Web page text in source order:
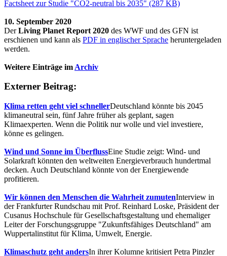
Factsheet zur Studie "CO2-neutral bis 2035" (287 KB)
10. September 2020
DerLiving Planet Report 2020 des WWF und des GFN ist
erschienen und kann als PDF in englischer Sprache heruntergeladen
werden.
Weitere Einträge im Archiv
Externer Beitrag:
Klima retten geht viel schnellerDeutschland könnte bis 2045
klimaneutral sein, fünf Jahre früher als geplant, sagen
Klimaexperten. Wenn die Politik nur wolle und viel investiere,
könne es gelingen.
Wind und Sonne im ÜberflussEine Studie zeigt: Wind- und
Solarkraft könnten den weltweiten Energieverbrauch hundertmal
decken. Auch Deutschland könnte von der Energiewende
profitieren.
Wir können den Menschen die Wahrheit zumutenInterview in
der Frankfurter Rundschau mit Prof. Reinhard Loske, Präsident der
Cusanus Hochschule für Gesellschaftsgestaltung und ehemaliger
Leiter der Forschungsgruppe "Zukunftsfähiges Deutschland" am
Wuppertalinstitut für Klima, Umwelt, Energie.
Klimaschutz geht andersIn ihrer Kolumne kritisiert Petra Pinzler